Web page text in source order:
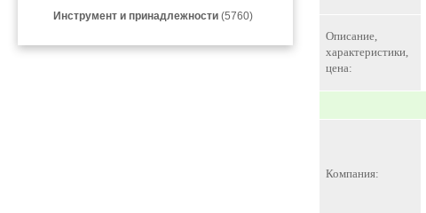
Инструмент и принадлежности (5760)
Описание,
характеристики,
цена:
Компания: